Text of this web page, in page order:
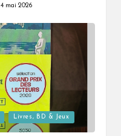
4 mai 2026
Livres, BD & Jeux